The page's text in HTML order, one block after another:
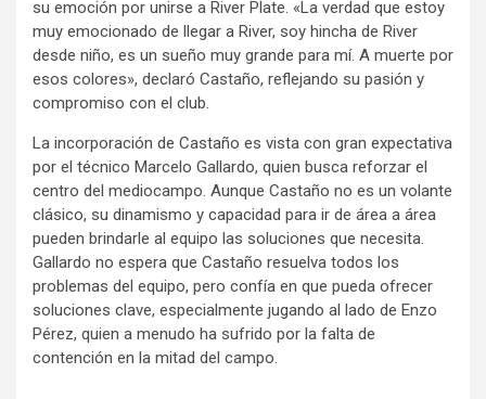
su emoción por unirse a River Plate. «La verdad que estoy
muy emocionado de llegar a River, soy hincha de River
desde niño, es un sueño muy grande para mí. A muerte por
esos colores», declaró Castaño, reflejando su pasión y
compromiso con el club.
La incorporación de Castaño es vista con gran expectativa
por el técnico Marcelo Gallardo, quien busca reforzar el
centro del mediocampo. Aunque Castaño no es un volante
clásico, su dinamismo y capacidad para ir de área a área
pueden brindarle al equipo las soluciones que necesita.
Gallardo no espera que Castaño resuelva todos los
problemas del equipo, pero confía en que pueda ofrecer
soluciones clave, especialmente jugando al lado de Enzo
Pérez, quien a menudo ha sufrido por la falta de
contención en la mitad del campo.